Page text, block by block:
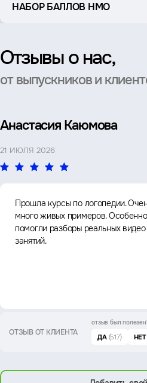
НАБОР БАЛЛОВ НМО
Отзывы о нас,
от выпускников и
Анастасия Каюмова
21 ИЮЛЯ 2026
Прошла курсы по логопедии.
много живых примеров. Особенно
помогли разборы реальных видео
занятий.
ОТЗЫВ ОТ КЛИЕНТА
отзыв был
ДА (517) НЕТ